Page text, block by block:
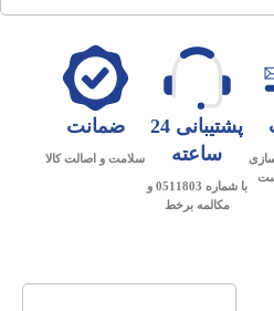
پشتیبانی 24
ساعته
با شماره 0511803 و
مکالمه برخط
ضمانت
سلامت و اصالت کالا